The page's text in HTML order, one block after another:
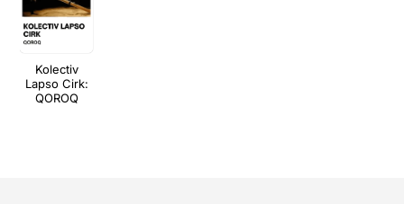
Kolectiv
Lapso Cirk:
QOROQ